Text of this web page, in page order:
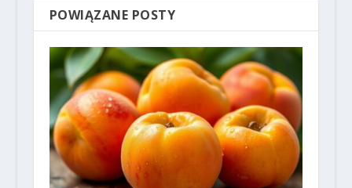
POWIĄZANE POSTY